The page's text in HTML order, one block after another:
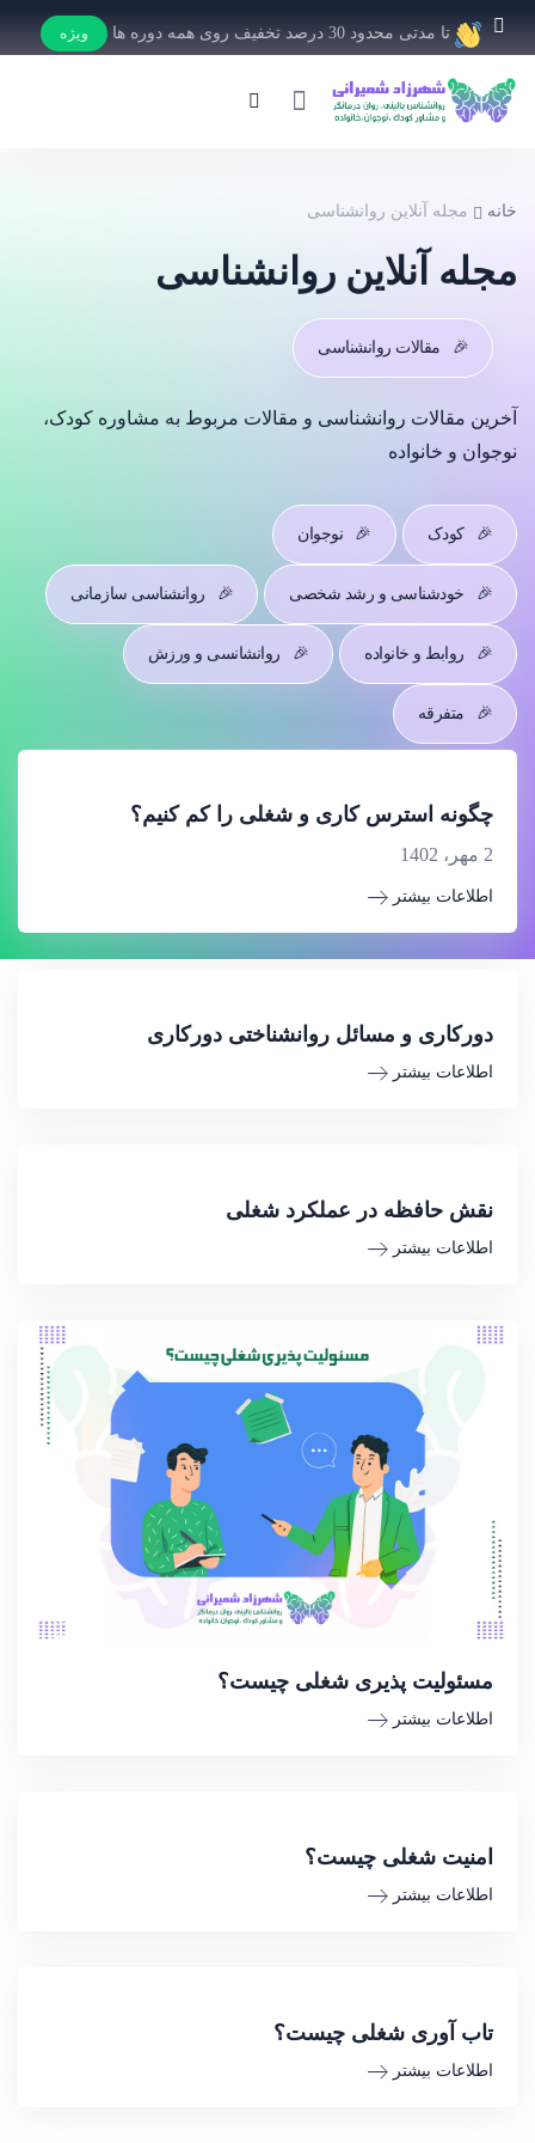
تا مدتی محدود 30 درصد تخفیف روی همه دوره ها ویژه
خانه مجله آنلاین روانشناسی
مجله آنلاین روانشناسی
🎉 مقالات روانشناسی
آخرین مقالات روانشناسی و مقالات مربوط به مشاوره کودک،
نوجوان و خانواده
🎉 کودک 🎉 نوجوان
🎉 خودشناسی و رشد شخصی 🎉 روانشناسی سازمانی
🎉 روابط و خانواده 🎉 روانشانسی و ورزش
🎉 متفرقه
چگونه استرس کاری و شغلی را کم کنیم؟
2 مهر، 1402
اطلاعات بیشتر
دورکاری و مسائل روانشناختی دورکاری
اطلاعات بیشتر
نقش حافظه در عملکرد شغلی
اطلاعات بیشتر
مسئولیت پذیری شغلی چیست؟
اطلاعات بیشتر
امنیت شغلی چیست؟
اطلاعات بیشتر
تاب آوری شغلی چیست؟
اطلاعات بیشتر